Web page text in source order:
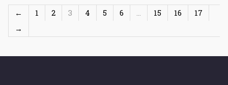
← 1 2 3 4 5 6 15 16
17
→